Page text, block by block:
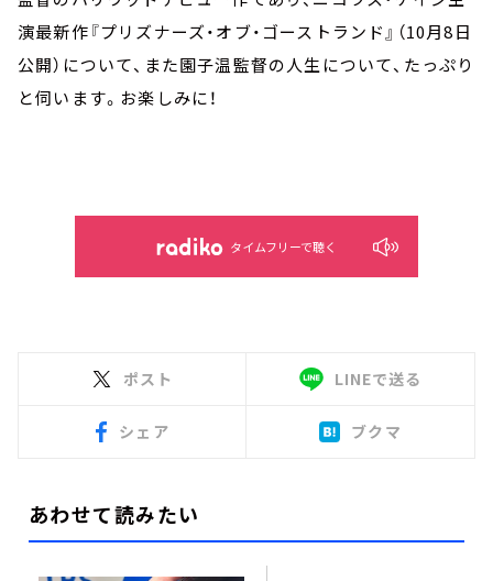
演最新作『プリズナーズ・オブ・ゴーストランド』（10月8日
公開）について、また園子温監督の人生について、たっぷり
と伺います。お楽しみに！
タイムフリーで聴く
ポスト LINEで送る
シェア ブクマ
あわせて読みたい